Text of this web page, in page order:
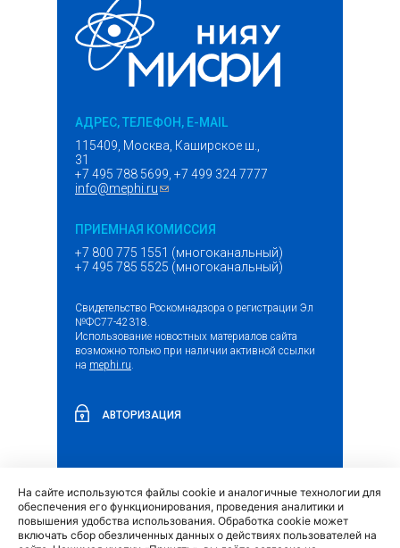
АДРЕС, ТЕЛЕФОН, E-MAIL
115409, Москва, Каширское ш.,
31
+7 495 788 5699, +7 499 324 7777
info@mephi.ru(ссылка для отправки email)
ПРИЕМНАЯ КОМИССИЯ
+7 800 775 1551 (многоканальный)
+7 495 785 5525 (многоканальный)
Свидетельство Роскомнадзора о регистрации Эл
№ФС77-42318.
Использование новостных материалов сайта
возможно только при наличии активной ссылки
на mephi.ru.
АВТОРИЗАЦИЯ
Обращение граждан и организаций (внешняя
ссылка)
На сайте используются файлы cookie и аналогичные технологии для
обеспечения его функционирования, проведения аналитики и
повышения удобства использования. Обработка cookie может
включать сбор обезличенных данных о действиях пользователей на